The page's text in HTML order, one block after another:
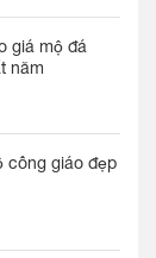
giá mộ đá
năm
công giáo đẹp